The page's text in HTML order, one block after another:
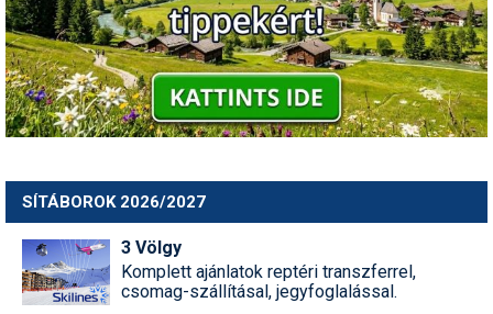
Sícipő
Sífelszerelés
Sífutás
Símánia
Síoktatás
Síruházat
SÍTÁBOROK 2026/2027
3 Völgy
Komplett ajánlatok reptéri transzferrel,
csomag-szállításal, jegyfoglalással.